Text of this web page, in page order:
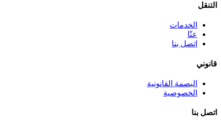
التنقل
الخدمات
عنّا
اتصل بنا
قانوني
البصمة القانونية
الخصوصية
اتصل بنا